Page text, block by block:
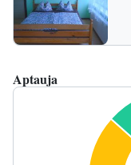
Aptauja